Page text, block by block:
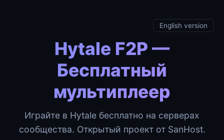
English version
Hytale F2P —
Бесплатный
мультиплеер
Играйте в Hytale бесплатно на серверах
сообщества. Открытый проект от SanHost.